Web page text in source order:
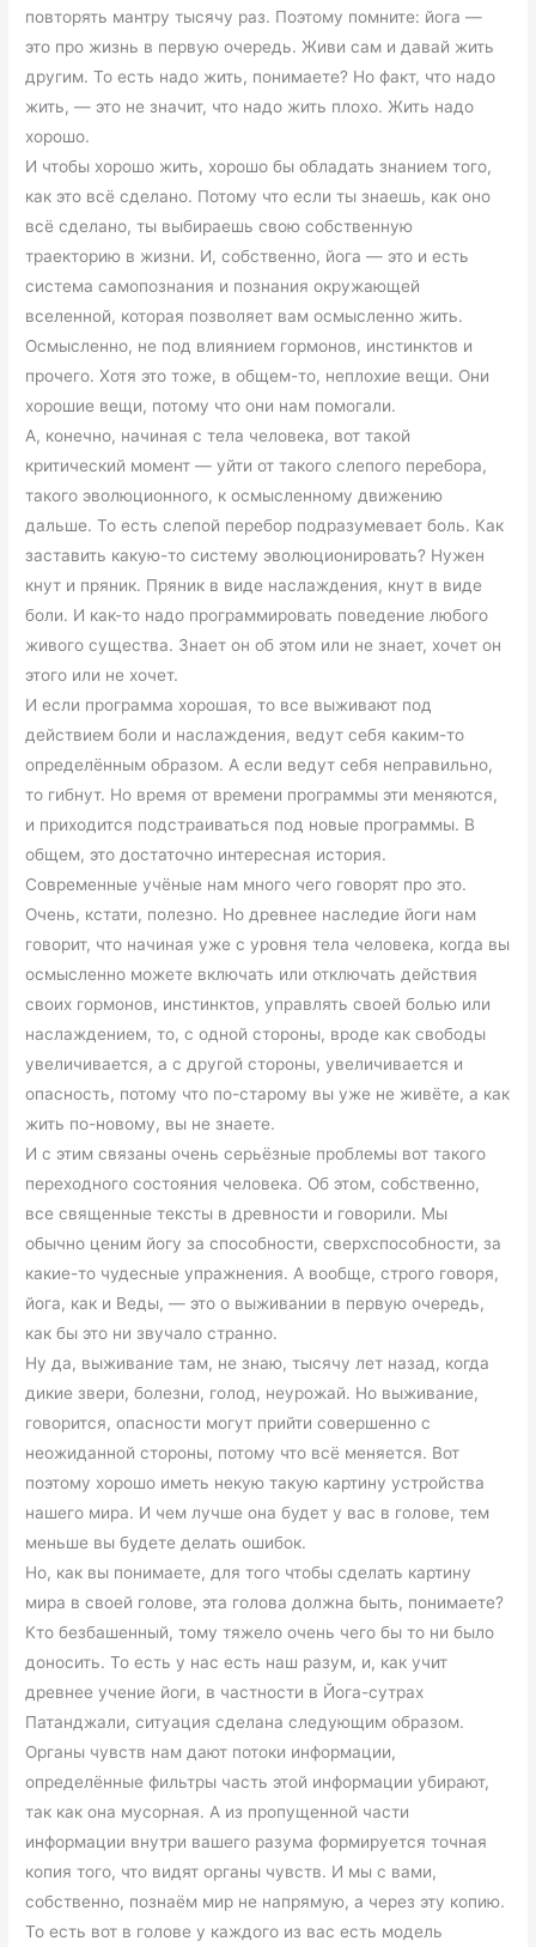
повторять мантру тысячу раз. Поэтому помните: йога —
это про жизнь в первую очередь. Живи сам и давай жить
другим. То есть надо жить, понимаете? Но факт, что надо
жить, — это не значит, что надо жить плохо. Жить надо
хорошо.
И чтобы хорошо жить, хорошо бы обладать знанием того,
как это всё сделано. Потому что если ты знаешь, как оно
всё сделано, ты выбираешь свою собственную
траекторию в жизни. И, собственно, йога — это и есть
система самопознания и познания окружающей
вселенной, которая позволяет вам осмысленно жить.
Осмысленно, не под влиянием гормонов, инстинктов и
прочего. Хотя это тоже, в общем-то, неплохие вещи. Они
хорошие вещи, потому что они нам помогали.
А, конечно, начиная с тела человека, вот такой
критический момент — уйти от такого слепого перебора,
такого эволюционного, к осмысленному движению
дальше. То есть слепой перебор подразумевает боль. Как
заставить какую-то систему эволюционировать? Нужен
кнут и пряник. Пряник в виде наслаждения, кнут в виде
боли. И как-то надо программировать поведение любого
живого существа. Знает он об этом или не знает, хочет он
этого или не хочет.
И если программа хорошая, то все выживают под
действием боли и наслаждения, ведут себя каким-то
определённым образом. А если ведут себя неправильно,
то гибнут. Но время от времени программы эти меняются,
и приходится подстраиваться под новые программы. В
общем, это достаточно интересная история.
Современные учёные нам много чего говорят про это.
Очень, кстати, полезно. Но древнее наследие йоги нам
говорит, что начиная уже с уровня тела человека, когда вы
осмысленно можете включать или отключать действия
своих гормонов, инстинктов, управлять своей болью или
наслаждением, то, с одной стороны, вроде как свободы
увеличивается, а с другой стороны, увеличивается и
опасность, потому что по-старому вы уже не живёте, а как
жить по-новому, вы не знаете.
И с этим связаны очень серьёзные проблемы вот такого
переходного состояния человека. Об этом, собственно,
все священные тексты в древности и говорили. Мы
обычно ценим йогу за способности, сверхспособности, за
какие-то чудесные упражнения. А вообще, строго говоря,
йога, как и Веды, — это о выживании в первую очередь,
как бы это ни звучало странно.
Ну да, выживание там, не знаю, тысячу лет назад, когда
дикие звери, болезни, голод, неурожай. Но выживание,
говорится, опасности могут прийти совершенно с
неожиданной стороны, потому что всё меняется. Вот
поэтому хорошо иметь некую такую картину устройства
нашего мира. И чем лучше она будет у вас в голове, тем
меньше вы будете делать ошибок.
Но, как вы понимаете, для того чтобы сделать картину
мира в своей голове, эта голова должна быть, понимаете?
Кто безбашенный, тому тяжело очень чего бы то ни было
доносить. То есть у нас есть наш разум, и, как учит
древнее учение йоги, в частности в Йога-сутрах
Патанджали, ситуация сделана следующим образом.
Органы чувств нам дают потоки информации,
определённые фильтры часть этой информации убирают,
так как она мусорная. А из пропущенной части
информации внутри вашего разума формируется точная
копия того, что видят органы чувств. И мы с вами,
собственно, познаём мир не напрямую, а через эту копию.
То есть вот в голове у каждого из вас есть модель